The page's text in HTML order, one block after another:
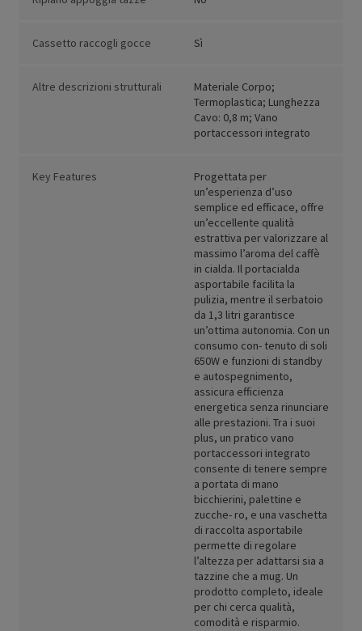
Cassetto raccogli gocce Sì
Altre descrizioni strutturali
Materiale Corpo;
Termoplastica; Lunghezza
Cavo: 0,8 m; Vano
portaccessori integrato
Key Features
Progettata per
un’esperienza d’uso
semplice ed efficace, offre
un’eccellente qualità
estrattiva per valorizzare al
massimo l’aroma del caffè
in cialda. Il portacialda
asportabile facilita la
pulizia, mentre il serbatoio
da 1,3 litri garantisce
un’ottima autonomia. Con un
consumo con- tenuto di soli
650W e funzioni di standby
e autospegnimento,
assicura efficienza
energetica senza rinunciare
alle prestazioni. Tra i suoi
plus, un pratico vano
portaccessori integrato
consente di tenere sempre
a portata di mano
bicchierini, palettine e
zucche- ro, e una vaschetta
di raccolta asportabile
permette di regolare
l’altezza per adattarsi sia a
tazzine che a mug. Un
prodotto completo, ideale
per chi cerca qualità,
comodità e risparmio.